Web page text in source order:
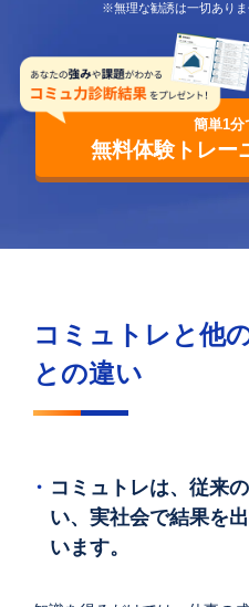
※無理な勧誘は一切ありま
簡単1分
無料体験トレー
コミュトレと他
との違い
コミュトレは、従来
い、実社会で結果を
います。